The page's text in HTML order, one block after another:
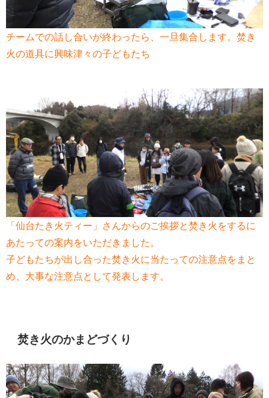
チームでの話し合いが終わったら、一旦集合します。焚き
火の道具に興味津々の子どもたち
「仙台たき火ティー」さんからのご挨拶と焚き火をするに
あたっての案内をいただきました。
子どもたちが出し合った焚き火に当たっての注意点をまと
め、大事な注意点として発表します。
焚き火のかまどづくり